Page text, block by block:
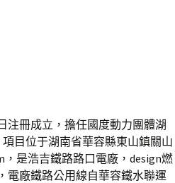
注冊成立，擔任國度動力團體湖
目位于湖南省華容縣東山鎮關山
是浩吉鐵路路口電廠，design燃
電廠鐵路公用線自華容鐵水聯運